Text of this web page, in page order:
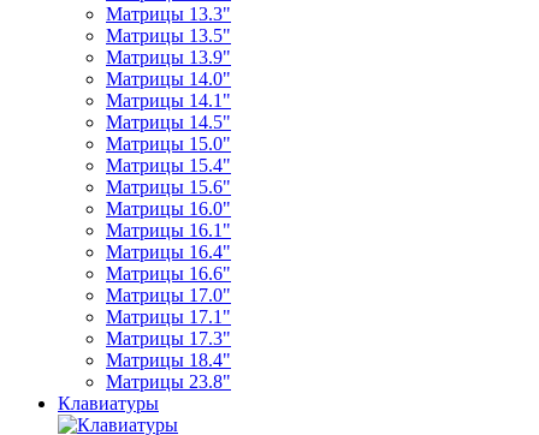
Матрицы 13.3"
Матрицы 13.5"
Матрицы 13.9"
Матрицы 14.0"
Матрицы 14.1"
Матрицы 14.5"
Матрицы 15.0"
Матрицы 15.4"
Матрицы 15.6"
Матрицы 16.0"
Матрицы 16.1"
Матрицы 16.4"
Матрицы 16.6"
Матрицы 17.0"
Матрицы 17.1"
Матрицы 17.3"
Матрицы 18.4"
Матрицы 23.8"
Клавиатуры